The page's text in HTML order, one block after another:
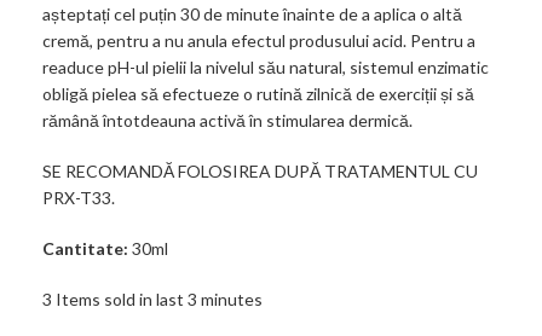
așteptați cel puțin 30 de minute înainte de a aplica o altă
cremă, pentru a nu anula efectul produsului acid. Pentru a
readuce pH-ul pielii la nivelul său natural, sistemul enzimatic
obligă pielea să efectueze o rutină zilnică de exerciții și să
rămână întotdeauna activă în stimularea dermică.
SE RECOMANDĂ FOLOSIREA DUPĂ TRATAMENTUL CU
PRX-T33.
Cantitate: 30ml
3 Items sold in last 3 minutes